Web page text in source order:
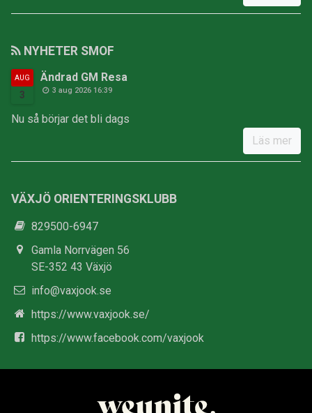
NYHETER SMOF
AUG
3
Ändrad GM Resa
3 aug 2026 16:39
Nu så börjar det bli dags
Läs mer
VÄXJÖ ORIENTERINGSKLUBB
829500-6947
Gamla Norrvägen 56
SE-352 43 Växjö
info@vaxjook.se
https://www.vaxjook.se/
https://www.facebook.com/vaxjook